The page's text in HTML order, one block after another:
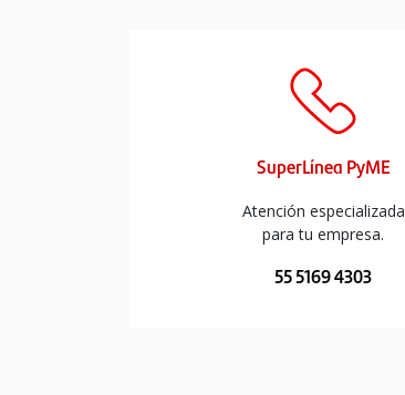
SuperLínea PyME
Atención especializada
para tu empresa.
55 5169 4303